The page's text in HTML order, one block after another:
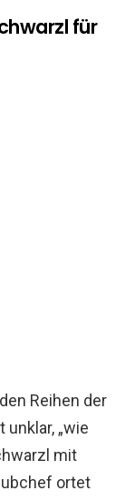
für
Reihen der
„wie
mit
ortet